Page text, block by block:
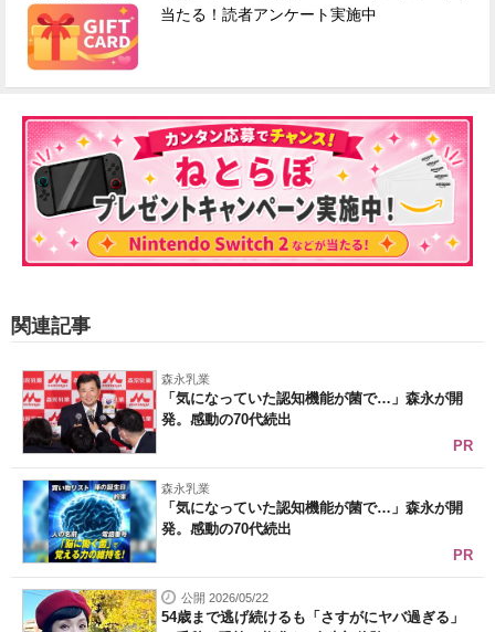
当たる！読者アンケート実施中
関連記事
森永乳業
「気になっていた認知機能が菌で…」森永が開
発。感動の70代続出
PR
森永乳業
「気になっていた認知機能が菌で…」森永が開
発。感動の70代続出
PR
公開 2026/05/22
54歳まで逃げ続けるも「さすがにヤバ過ぎる」